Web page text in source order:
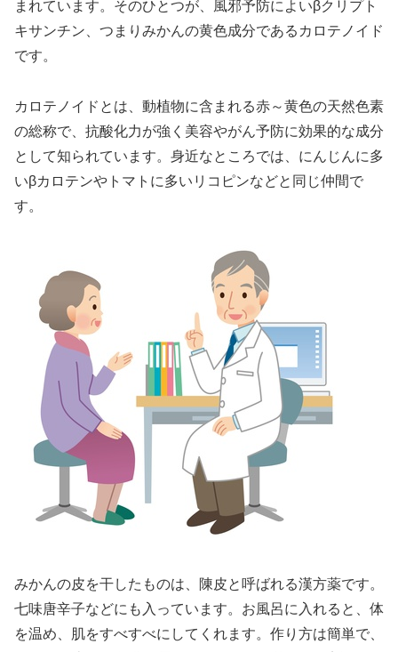
まれています。そのひとつが、風邪予防によいβクリプト
キサンチン、つまりみかんの黄色成分であるカロテノイド
です。
カロテノイドとは、動植物に含まれる赤～黄色の天然色素
の総称で、抗酸化力が強く美容やがん予防に効果的な成分
として知られています。身近なところでは、にんじんに多
いβカロテンやトマトに多いリコピンなどと同じ仲間で
す。
みかんの皮を干したものは、陳皮と呼ばれる漢方薬です。
七味唐辛子などにも入っています。お風呂に入れると、体
を温め、肌をすべすべにしてくれます。作り方は簡単で、